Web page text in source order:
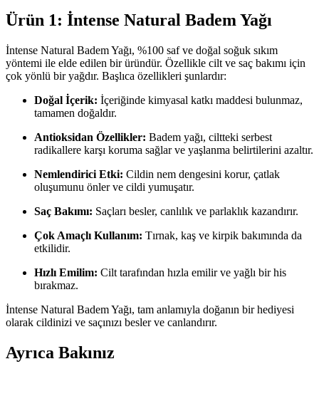
Ürün 1: İntense Natural Badem Yağı
İntense Natural Badem Yağı, %100 saf ve doğal soğuk sıkım
yöntemi ile elde edilen bir üründür. Özellikle cilt ve saç bakımı için
çok yönlü bir yağdır. Başlıca özellikleri şunlardır:
Doğal İçerik: İçeriğinde kimyasal katkı maddesi bulunmaz,
tamamen doğaldır.
Antioksidan Özellikler: Badem yağı, ciltteki serbest
radikallere karşı koruma sağlar ve yaşlanma belirtilerini azaltır.
Nemlendirici Etki: Cildin nem dengesini korur, çatlak
oluşumunu önler ve cildi yumuşatır.
Saç Bakımı: Saçları besler, canlılık ve parlaklık kazandırır.
Çok Amaçlı Kullanım: Tırnak, kaş ve kirpik bakımında da
etkilidir.
Hızlı Emilim: Cilt tarafından hızla emilir ve yağlı bir his
bırakmaz.
İntense Natural Badem Yağı, tam anlamıyla doğanın bir hediyesi
olarak cildinizi ve saçınızı besler ve canlandırır.
Ayrıca Bakınız